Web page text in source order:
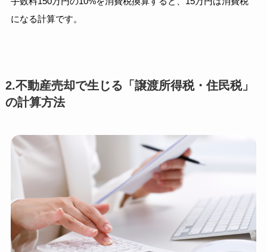
になる計算です。
2.不動産売却で生じる「譲渡所得税・住民税」
の計算方法